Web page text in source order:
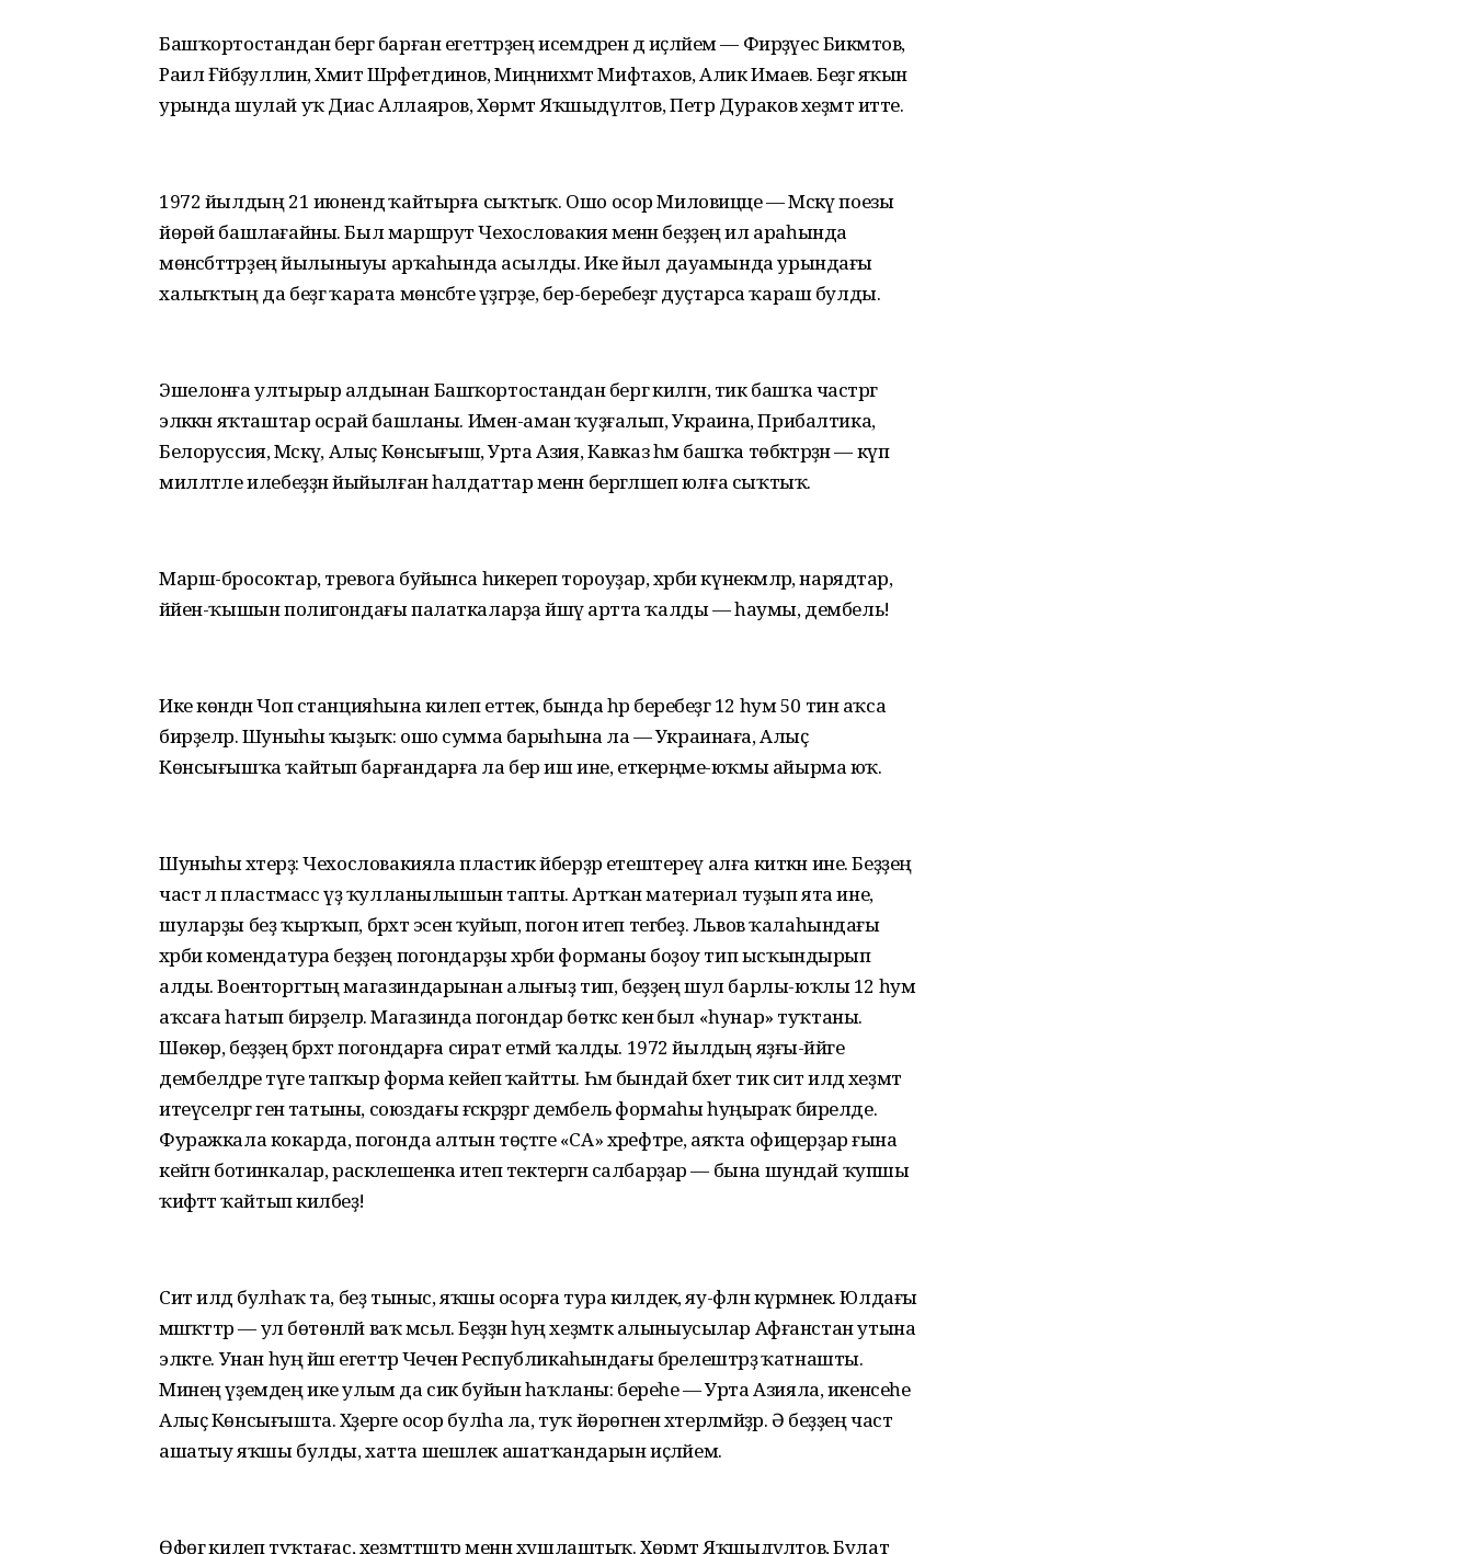
Башҡортостандан бергә барған егеттәрҙең исемдәрен дә иҫләйем — Фирҙәүес Бикмәтов,
Раил Ғәйбәҙуллин, Хәмит Шәрәфетдинов, Миңниәхмәт Мифтахов, Алик Имаев. Беҙгә яҡын
урында шулай уҡ Диас Аллаяров, Хөрмәт Яҡшыдәүләтов, Петр Дураков хеҙмәт итте.
1972 йылдың 21 июнендә ҡайтырға сыҡтыҡ. Ошо осор Миловицце — Мәскәү поезы
йөрөй башлағайны. Был маршрут Чехословакия менән беҙҙең ил араһында
мөнәсәбәттәрҙең йылыныуы арҡаһында асылды. Ике йыл дауамында урындағы
халыҡтың да беҙгә ҡарата мөнәсәбәте үҙгәрҙе, бер-беребеҙгә дуҫтарса ҡараш булды.
Эшелонға ултырыр алдынан Башҡортостандан бергә килгән, тик башҡа частәргә
эләккән яҡташтар осрай башланы. Имен-аман ҡуҙғалып, Украина, Прибалтика,
Белоруссия, Мәскәү, Алыҫ Көнсығыш, Урта Азия, Кавказ һәм башҡа төбәктәрҙән — күп
милләтле илебеҙҙән йыйылған һалдаттар менән бергәләшеп юлға сыҡтыҡ.
Марш-бросоктар, тревога буйынса һикереп тороуҙар, хәрби күнекмәләр, нарядтар,
йәйен-ҡышын полигондағы палаткаларҙа йәшәү артта ҡалды — һаумы, дембель!
Ике көндән Чоп станцияһына килеп еттек, бында һәр беребеҙгә 12 һум 50 тин аҡса
бирҙеләр. Шуныһы ҡыҙыҡ: ошо сумма барыһына ла — Украинаға, Алыҫ
Көнсығышҡа ҡайтып барғандарға ла бер иш ине, еткерәңме-юҡмы айырма юҡ.
Шуныһы хәтерҙә: Чехословакияла пластик әйберҙәр етештереү алға киткән ине. Беҙҙең
частә лә пластмасс үҙ ҡулланылышын тапты. Артҡан материал туҙып ята ине,
шуларҙы беҙ ҡырҡып, бәрхәт эсенә ҡуйып, погон итеп тегәбеҙ. Львов ҡалаһындағы
хәрби комендатура беҙҙең погондарҙы хәрби форманы боҙоу тип ысҡындырып
алды. Военторгтың магазиндарынан алығыҙ тип, беҙҙең шул барлы-юҡлы 12 һум
аҡсаға һатып бирҙеләр. Магазинда погондар бөткәс кенә был «һунар» туҡтаны.
Шөкөр, беҙҙең бәрхәт погондарға сират етмәй ҡалды. 1972 йылдың яҙғы-йәйге
дембелдәре тәүге тапҡыр форма кейеп ҡайтты. Һәм бындай бәхет тик сит илдә хеҙмәт
итеүселәргә генә татыны, союздағы ғәскәрҙәргә дембель формаһы һуңыраҡ бирелде.
Фуражкала кокарда, погонда алтын төҫтәге «СА» хәрефтәре, аяҡта офицерҙар ғына
кейгән ботинкалар, расклешенка итеп тектергән салбарҙар — бына шундай ҡупшы
ҡиәфәттә ҡайтып киләбеҙ!
Сит илдә булһаҡ та, беҙ тыныс, яҡшы осорға тура килдек, яу-фәлән күрмәнек. Юлдағы
мәшәҡәттәр — ул бөтөнләй ваҡ мәсьәлә. Беҙҙән һуң хеҙмәткә алыныусылар Афғанстан утына
эләкте. Унан һуң йәш егеттәр Чечен Республикаһындағы бәрелештәрҙә ҡатнашты.
Минең үҙемдең ике улым да сик буйын һаҡланы: береһе — Урта Азияла, икенсеһе
Алыҫ Көнсығышта. Хәҙерге осор булһа ла, туҡ йөрөгәнен хәтерләмәйҙәр. Ә беҙҙең частә
ашатыу яҡшы булды, хатта шешлек ашатҡандарын иҫләйем.
Өфөгә килеп туҡтағас, хеҙмәттәштәр менән хушлаштыҡ. Хөрмәт Яҡшыдәүләтов, Булат